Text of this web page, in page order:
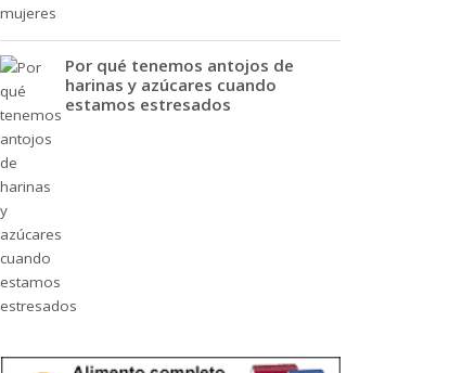
Por qué tenemos antojos de
harinas y azúcares cuando
estamos estresados